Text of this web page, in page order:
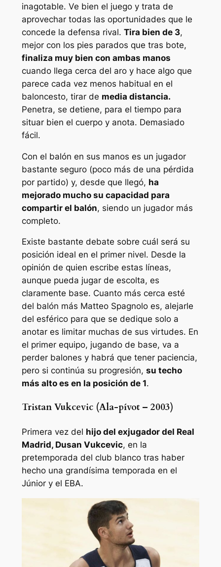
inagotable. Ve bien el juego y trata de
aprovechar todas las oportunidades que le
concede la defensa rival. Tira bien de 3,
mejor con los pies parados que tras bote,
finaliza muy bien con ambas manos
cuando llega cerca del aro y hace algo que
parece cada vez menos habitual en el
baloncesto, tirar de media distancia.
Penetra, se detiene, para el tiempo para
situar bien el cuerpo y anota. Demasiado
fácil.
Con el balón en sus manos es un jugador
bastante seguro (poco más de una pérdida
por partido) y, desde que llegó, ha
mejorado mucho su capacidad para
compartir el balón, siendo un jugador más
completo.
Existe bastante debate sobre cuál será su
posición ideal en el primer nivel. Desde la
opinión de quien escribe estas líneas,
aunque pueda jugar de escolta, es
claramente base. Cuanto más cerca esté
del balón más Matteo Spagnolo es, alejarle
del esférico para que se dedique solo a
anotar es limitar muchas de sus virtudes. En
el primer equipo, jugando de base, va a
perder balones y habrá que tener paciencia,
pero si continúa su progresión, su techo
más alto es en la posición de 1.
Tristan Vukcevic (Ala-pívot – 2003)
Primera vez del hijo del exjugador del Real
Madrid, Dusan Vukcevic, en la
pretemporada del club blanco tras haber
hecho una grandísima temporada en el
Júnior y el EBA.